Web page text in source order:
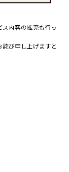
内容の拡充も行っ
び申し上げますと